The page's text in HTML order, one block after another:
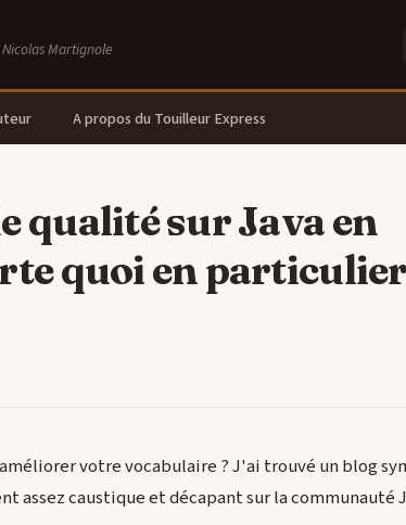
Martignole
A propos du Touilleur Express
qualité sur Java en
quoi en
votre vocabulaire ? J'ai trouvé un blog
assez caustique et décapant sur la communauté